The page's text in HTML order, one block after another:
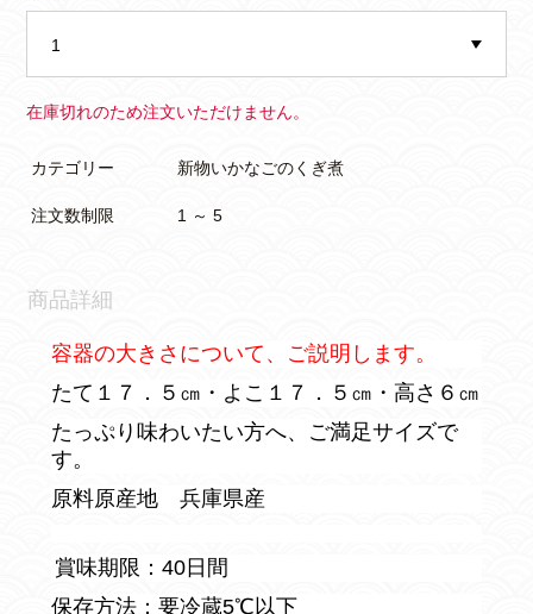
在庫切れのため注文いただけません。
カテゴリー 新物いかなごのくぎ煮
注文数制限 1 ～ 5
商品詳細
容器の大きさについて、ご説明します。
たて１７．５㎝・よこ１７．５㎝・高さ６㎝
たっぷり味わいたい方へ、ご満足サイズで
す。
原料原産地 兵庫県産
賞味期限：40日間
保存方法：要冷蔵5℃以下